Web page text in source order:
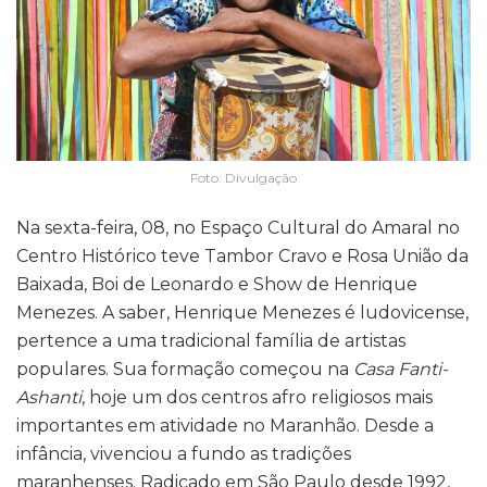
Foto: Divulgação
Na sexta-feira, 08, no Espaço Cultural do Amaral no
Centro Histórico teve Tambor Cravo e Rosa União da
Baixada, Boi de Leonardo e Show de Henrique
Menezes. A saber, Henrique Menezes é ludovicense,
pertence a uma tradicional família de artistas
populares. Sua formação começou na Casa Fanti-
Ashanti, hoje um dos centros afro religiosos mais
importantes em atividade no Maranhão. Desde a
infância, vivenciou a fundo as tradições
maranhenses. Radicado em São Paulo desde 1992,